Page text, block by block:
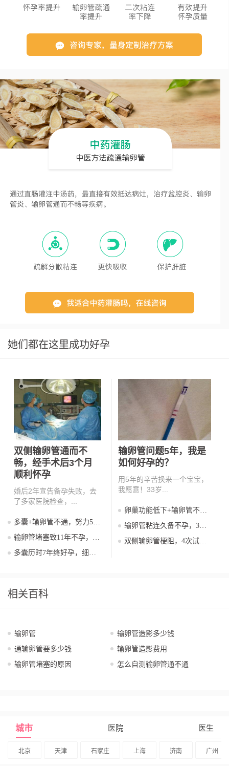
她们都在这里成功好孕
双侧输卵管通而不
畅，经手术后3个月
顺利怀孕
婚后2年宣告备孕失败，去
了多家医院检查，...
多囊+输卵管不通，努力5年
输卵管堵塞致11年不孕，5
宝贝
多囊历时7年终好孕，细数
输卵管问题5年，我是
如何好孕的？
用5年的辛苦换来一个宝宝，
我愿意！33岁...
卵巢功能低下+输卵管不
袭成功怀孕
输卵管粘连久备不孕，3次
经验
双侧输卵管梗阻，4次试管7
相关百科
输卵管
输卵管造影多少钱
通输卵管要多少钱
输卵管造影费用
输卵管堵塞的原因
怎么自测输卵管通不通
城市 医院 医生
北京 天津 石家庄 上海 济南 广州